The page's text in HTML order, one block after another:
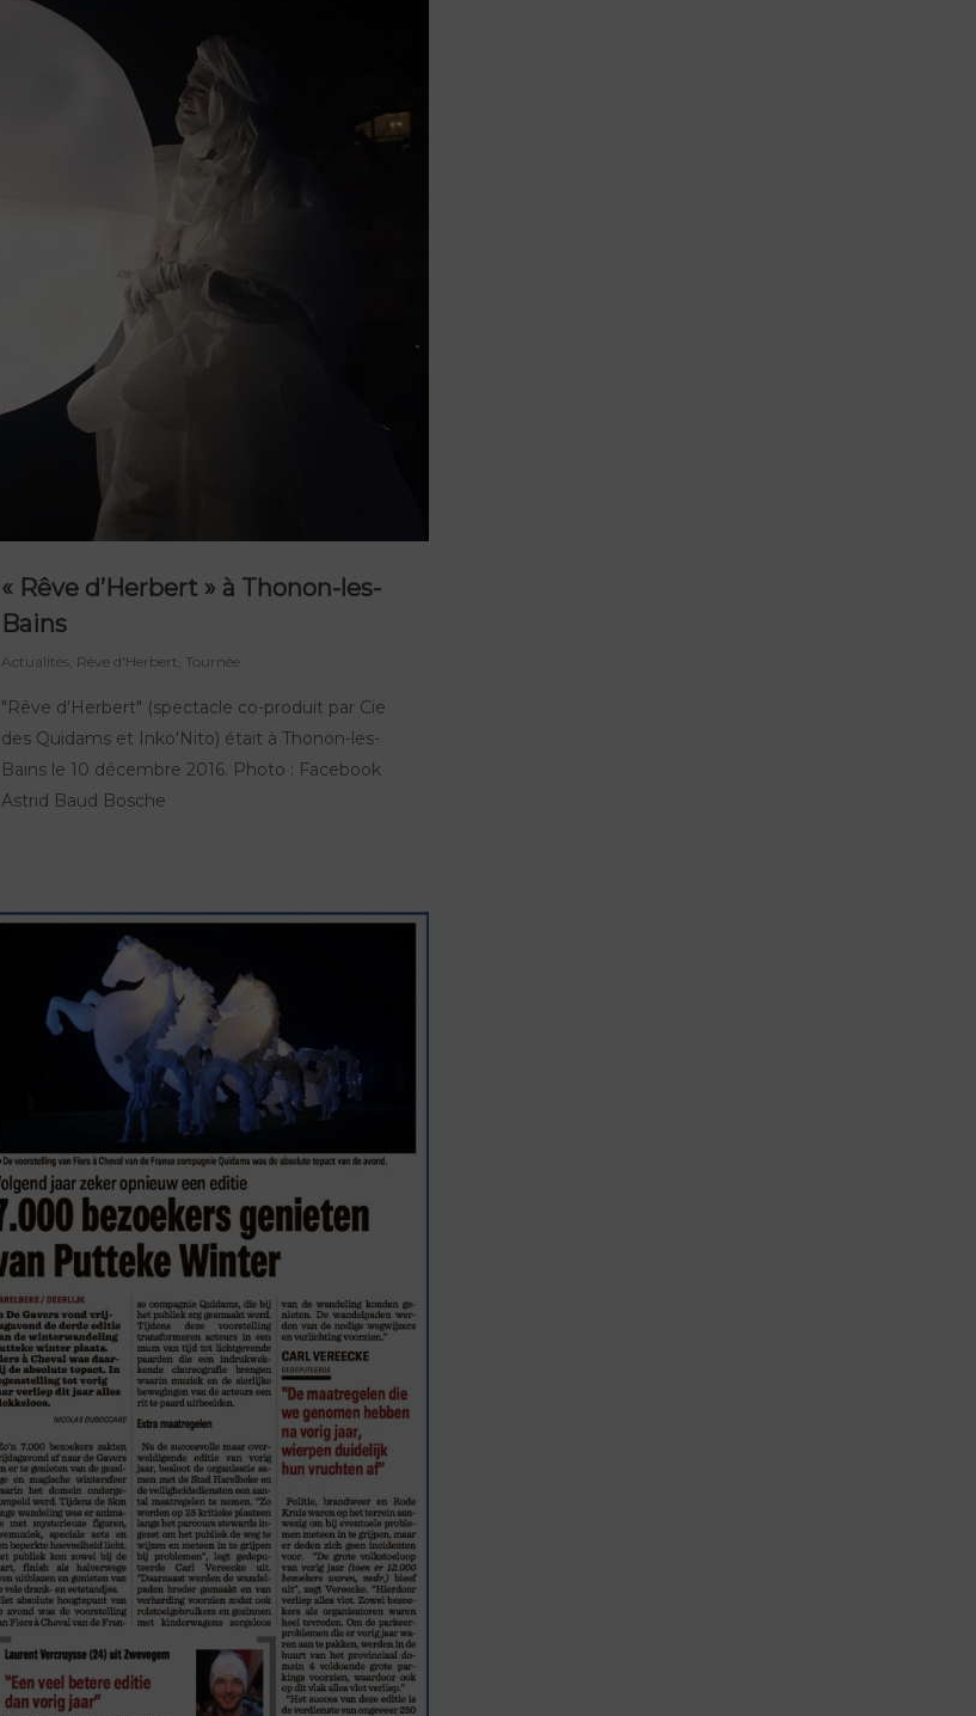
« Rêve d’Herbert » à Thonon-les-
Bains
Actualités Rêve d'Herbert Tournée
"Rêve d'Herbert" (spectacle co-produit par Cie
des Quidams et Inko'Nito) était à Thonon-les-
Bains le 10 décembre 2016. Photo : Facebook
Astrid Baud Bosche